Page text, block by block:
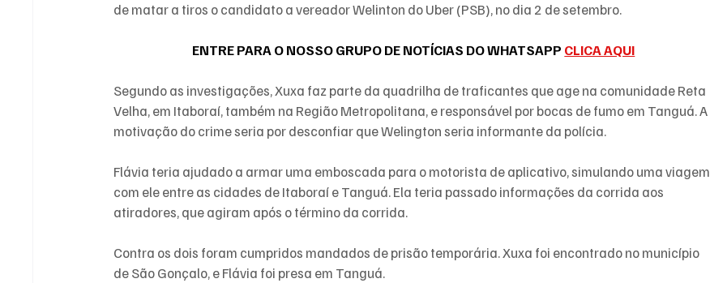
de matar a tiros o candidato a vereador Welinton do Uber (PSB), no dia 2 de setembro.
ENTRE PARA O NOSSO GRUPO DE NOTÍCIAS DO WHATSAPP CLICA AQUI
Segundo as investigações, Xuxa faz parte da quadrilha de traficantes que age na comunidade Reta
Velha, em Itaboraí, também na Região Metropolitana, e responsável por bocas de fumo em Tanguá. A
motivação do crime seria por desconfiar que Welington seria informante da polícia.
Flávia teria ajudado a armar uma emboscada para o motorista de aplicativo, simulando uma viagem
com ele entre as cidades de Itaboraí e Tanguá. Ela teria passado informações da corrida aos
atiradores, que agiram após o término da corrida.
Contra os dois foram cumpridos mandados de prisão temporária. Xuxa foi encontrado no município
de São Gonçalo, e Flávia foi presa em Tanguá.